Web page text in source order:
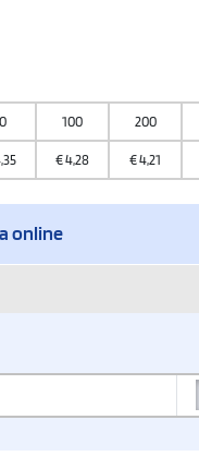
100 200
€4,28 €4,21
online